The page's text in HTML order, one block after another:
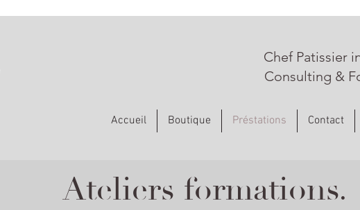
Chef Patissier
Consulting &
Accueil Boutique Préstations Contact
Ateliers formations.